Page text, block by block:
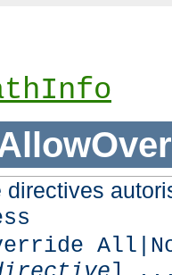
directives